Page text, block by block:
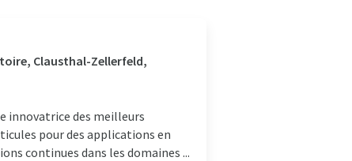
Clausthal-Zellerfeld,
innovatrice des meilleurs
pour des applications en
continues dans les domaines ...